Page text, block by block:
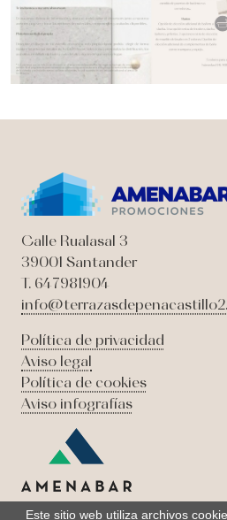
Calle Rualasal 3
39001 Santander
T. 647981904
Política de privacidad
Aviso legal
Política de cookies
Aviso infografías
Este sitio web utiliza archivos